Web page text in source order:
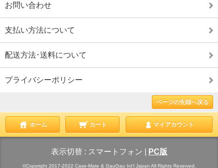
お問い合わせ
支払い方法について
配送方法･送料について
プライバシーポリシー
ページの先頭へ戻る
ホーム カート マイアカウント
表示切替 : スマートフォン PC版
©Copyright 2017-2022 Case-Mate & GauGau Int'l Japan All Rights Reserved.